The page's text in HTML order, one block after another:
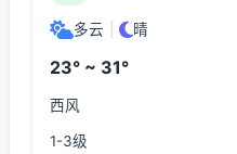
多云 晴
23° ~ 31°
西风
1-3级